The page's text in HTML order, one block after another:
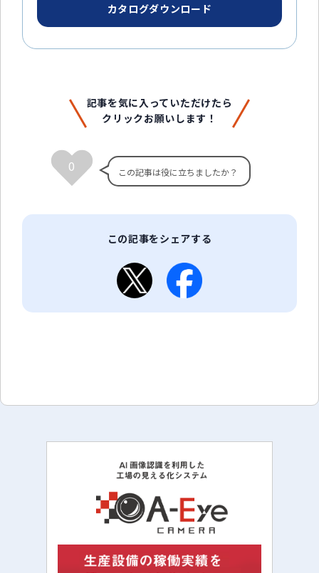
カタログダウンロード
記事を気に入っていただけたら
クリックお願いします！
0
この記事をシェアする